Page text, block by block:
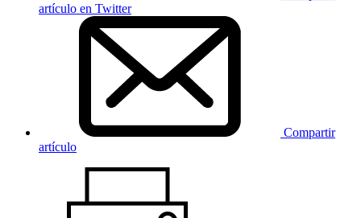
artículo en Twitter
Compartir
artículo